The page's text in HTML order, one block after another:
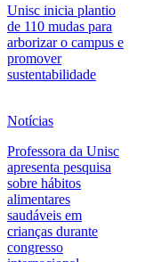
Unisc inicia plantio
de 110 mudas para
arborizar o campus e
promover
sustentabilidade
Notícias
Professora da Unisc
apresenta pesquisa
sobre hábitos
alimentares
saudáveis em
crianças durante
congresso